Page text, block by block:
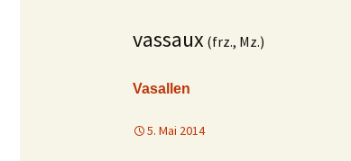
vassaux (frz., Mz.)
Vasallen
5. Mai 2014